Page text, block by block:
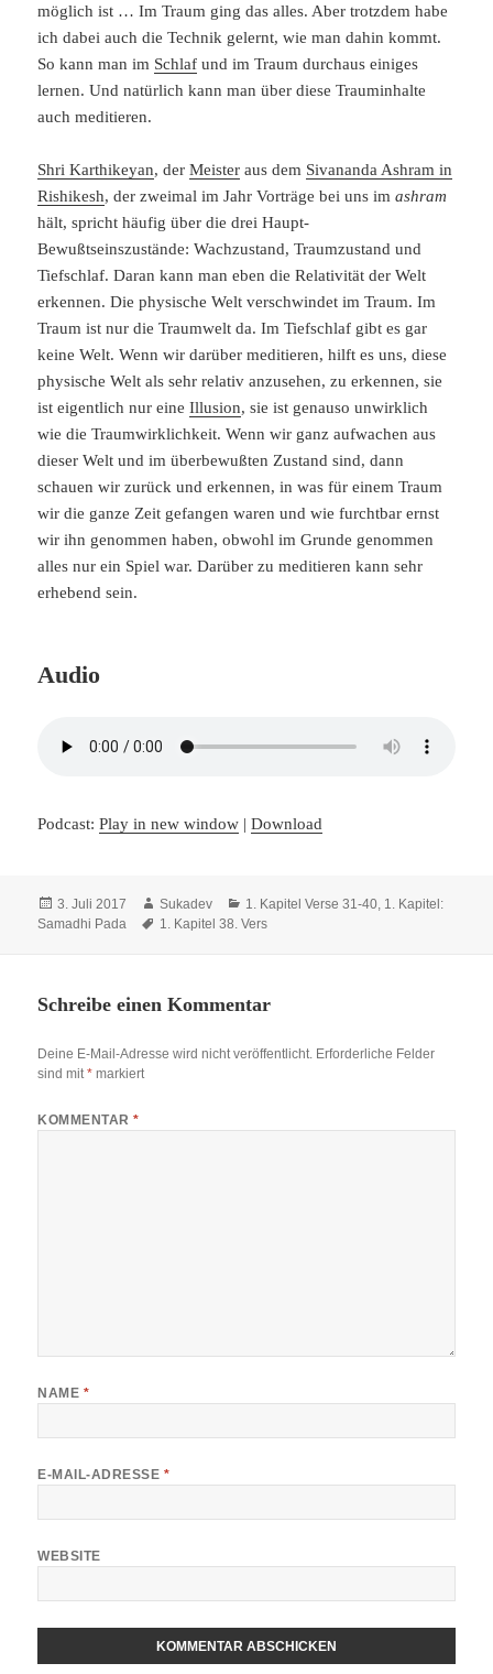
möglich ist … Im Traum ging das alles. Aber trotzdem habe
ich dabei auch die Technik gelernt, wie man dahin kommt.
So kann man im Schlaf und im Traum durchaus einiges
lernen. Und natürlich kann man über diese Trauminhalte
auch meditieren.
Shri Karthikeyan, derMeister aus dem Sivananda Ashram in
Rishikesh, der zweimal im Jahr Vorträge bei uns imashram
hält, spricht häufig über die drei Haupt-
Bewußtseinszustände: Wachzustand, Traumzustand und
Tiefschlaf. Daran kann man eben die Relativität der Welt
erkennen. Die physische Welt verschwindet im Traum. Im
Traum ist nur die Traumwelt da. Im Tiefschlaf gibt es gar
keine Welt. Wenn wir darüber meditieren, hilft es uns, diese
physische Welt als sehr relativ anzusehen, zu erkennen, sie
ist eigentlich nur eineIllusion, sie ist genauso unwirklich
wie die Traumwirklichkeit. Wenn wir ganz aufwachen aus
dieser Welt und im überbewußten Zustand sind, dann
schauen wir zurück und erkennen, in was für einem Traum
wir die ganze Zeit gefangen waren und wie furchtbar ernst
wir ihn genommen haben, obwohl im Grunde genommen
alles nur ein Spiel war. Darüber zu meditieren kann sehr
erhebend sein.
Audio
Podcast:Play in new window |Download
Veröffentlicht
am
3. Juli 2017 Autor
Sukadev Kategorien
1. Kapitel Verse 31-40, 1. Kapitel:
Samadhi Pada
Schlagwörter
1. Kapitel 38. Vers
Schreibe einen Kommentar
Deine E-Mail-Adresse wird nicht veröffentlicht. Erforderliche Felder
sind mit* markiert
KOMMENTAR*
NAME *
E-MAIL-ADRESSE *
WEBSITE